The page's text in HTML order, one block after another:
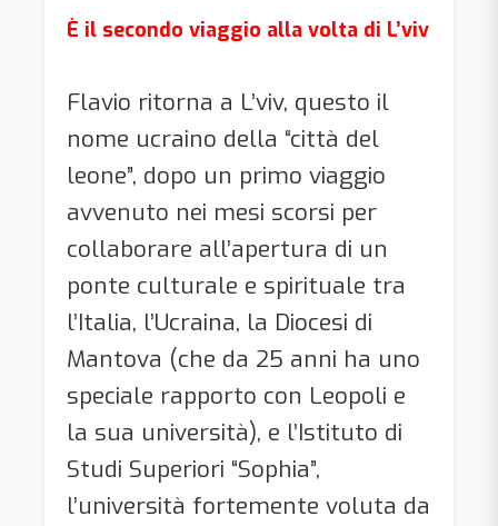
È il secondo viaggio alla volta di L’viv
Flavio ritorna a L’viv, questo il
nome ucraino della “città del
leone”, dopo un primo viaggio
avvenuto nei mesi scorsi per
collaborare all’apertura di un
ponte culturale e spirituale tra
l’Italia, l’Ucraina, la Diocesi di
Mantova (che da 25 anni ha uno
speciale rapporto con Leopoli e
la sua università), e l’Istituto di
Studi Superiori “Sophia”,
l’università fortemente voluta da